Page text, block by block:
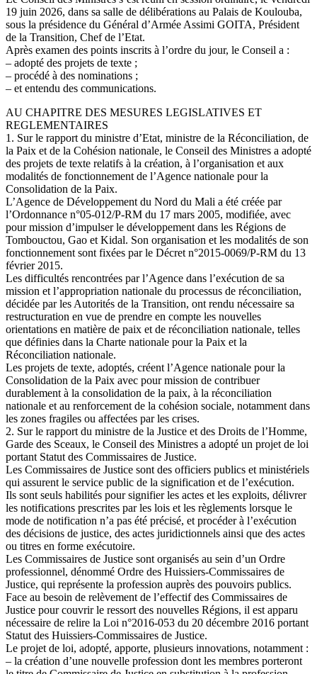
19 juin 2026, dans sa salle de délibérations au Palais de Koulouba,
sous la présidence du Général d’Armée Assimi GOITA, Président
de la Transition, Chef de l’Etat.
Après examen des points inscrits à l’ordre du jour, le Conseil a :
– adopté des projets de texte ;
– procédé à des nominations ;
– et entendu des communications.
AU CHAPITRE DES MESURES LEGISLATIVES ET
REGLEMENTAIRES
1. Sur le rapport du ministre d’Etat, ministre de la Réconciliation, de
la Paix et de la Cohésion nationale, le Conseil des Ministres a adopté
des projets de texte relatifs à la création, à l’organisation et aux
modalités de fonctionnement de l’Agence nationale pour la
Consolidation de la Paix.
L’Agence de Développement du Nord du Mali a été créée par
l’Ordonnance n°05-012/P-RM du 17 mars 2005, modifiée, avec
pour mission d’impulser le développement dans les Régions de
Tombouctou, Gao et Kidal. Son organisation et les modalités de son
fonctionnement sont fixées par le Décret n°2015-0069/P-RM du 13
février 2015.
Les difficultés rencontrées par l’Agence dans l’exécution de sa
mission et l’appropriation nationale du processus de réconciliation,
décidée par les Autorités de la Transition, ont rendu nécessaire sa
restructuration en vue de prendre en compte les nouvelles
orientations en matière de paix et de réconciliation nationale, telles
que définies dans la Charte nationale pour la Paix et la
Réconciliation nationale.
Les projets de texte, adoptés, créent l’Agence nationale pour la
Consolidation de la Paix avec pour mission de contribuer
durablement à la consolidation de la paix, à la réconciliation
nationale et au renforcement de la cohésion sociale, notamment dans
les zones fragiles ou affectées par les crises.
2. Sur le rapport du ministre de la Justice et des Droits de l’Homme,
Garde des Sceaux, le Conseil des Ministres a adopté un projet de loi
portant Statut des Commissaires de Justice.
Les Commissaires de Justice sont des officiers publics et ministériels
qui assurent le service public de la signification et de l’exécution.
Ils sont seuls habilités pour signifier les actes et les exploits, délivrer
les notifications prescrites par les lois et les règlements lorsque le
mode de notification n’a pas été précisé, et procéder à l’exécution
des décisions de justice, des actes juridictionnels ainsi que des actes
ou titres en forme exécutoire.
Les Commissaires de Justice sont organisés au sein d’un Ordre
professionnel, dénommé Ordre des Huissiers-Commissaires de
Justice, qui représente la profession auprès des pouvoirs publics.
Face au besoin de relèvement de l’effectif des Commissaires de
Justice pour couvrir le ressort des nouvelles Régions, il est apparu
nécessaire de relire la Loi n°2016-053 du 20 décembre 2016 portant
Statut des Huissiers-Commissaires de Justice.
Le projet de loi, adopté, apporte, plusieurs innovations, notamment :
– la création d’une nouvelle profession dont les membres porteront